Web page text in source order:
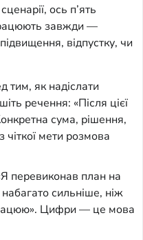
ось п’ять
завжди —
відпустку, чи
тим, як надіслати
речення: «Після цієї
сума, рішення,
мети розмова
перевиконав план на
сильніше, ніж
Цифри — це мова